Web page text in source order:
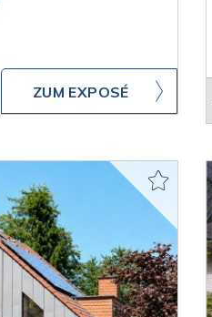
ZUM EXPOSÉ